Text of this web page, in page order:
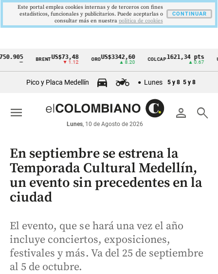
Cintillo
económicos
Colombia
BRENT US$73,48
▼ 1.12
ORO US$3342,60 COLCAP1621,34 pts USD/
Pico y Placa Medellín Lunes 5 y 8 5 y 8
person search
Lunes, 10 de Agosto de 2026
menu
En septiembre se estrena la
Temporada Cultural Medellín,
un evento sin precedentes en la
ciudad
El evento, que se hará una vez el año
incluye conciertos, exposiciones,
festivales y más. Va del 25 de septiembre
al 5 de octubre.
Este portal emplea cookies internas y de terceros con fines
estadísticos, funcionales y publicitarios. Puede aceptarlas o
consultar más en nuestra politica de cookies
CONTINUAR